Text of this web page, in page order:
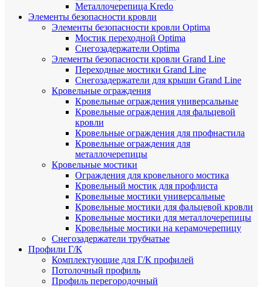
Металлочерепица Kredo
Элементы безопасности кровли
Элементы безопасности кровли Optima
Мостик переходной Optima
Снегозадержатели Optima
Элементы безопасности кровли Grand Line
Переходные мостики Grand Line
Снегозадержатели для крыши Grand Line
Кровельные ограждения
Кровельные ограждения универсальные
Кровельные ограждения для фальцевой
кровли
Кровельные ограждения для профнастила
Кровельные ограждения для
металлочерепицы
Кровельные мостики
Ограждения для кровельного мостика
Кровельный мостик для профлиста
Кровельные мостики универсальные
Кровельные мостики для фальцевой кровли
Кровельные мостики для металлочерепицы
Кровельные мостики на керамочерепицу
Снегозадержатели трубчатые
Профили Г/К
Комплектующие для Г/К профилей
Потолочный профиль
Профиль перегородочный